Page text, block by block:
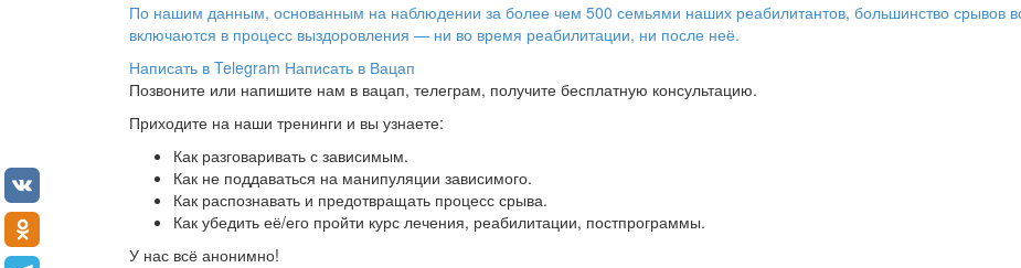
По нашим данным, основанным на наблюдении за более чем 500 семьями наших реабилитантов, большинство срывов
включаются в процесс выздоровления — ни во время реабилитации, ни после неё.
Написать в Telegram Написать в Вацап
Позвоните или напишите нам в вацап, телеграм, получите бесплатную консультацию.
Приходите на наши тренинги и вы узнаете:
Как разговаривать с зависимым.
Как не поддаваться на манипуляции зависимого.
Как распознавать и предотвращать процесс срыва.
Как убедить её/его пройти курс лечения, реабилитации, постпрограммы.
У нас всё анонимно!